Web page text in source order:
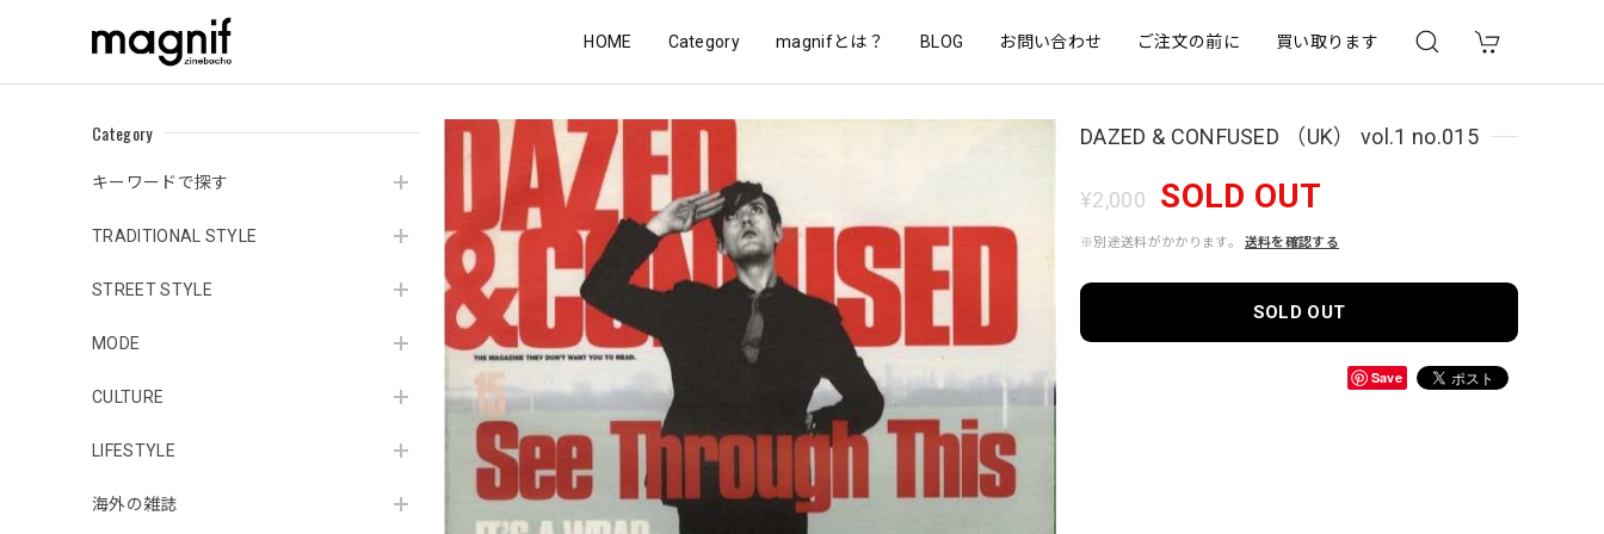
HOME Category magnifとは？ BLOG お問い合わせ ご注文の前に 買い取ります
Category
キーワードで探す
TRADITIONAL STYLE
STREET STYLE
MODE
CULTURE
LIFESTYLE
海外の雑誌
DAZED & CONFUSED （UK） vol.1 no.015
¥2,000 SOLD OUT
※別途送料がかかります。 送料を確認する
SOLD OUT
Save